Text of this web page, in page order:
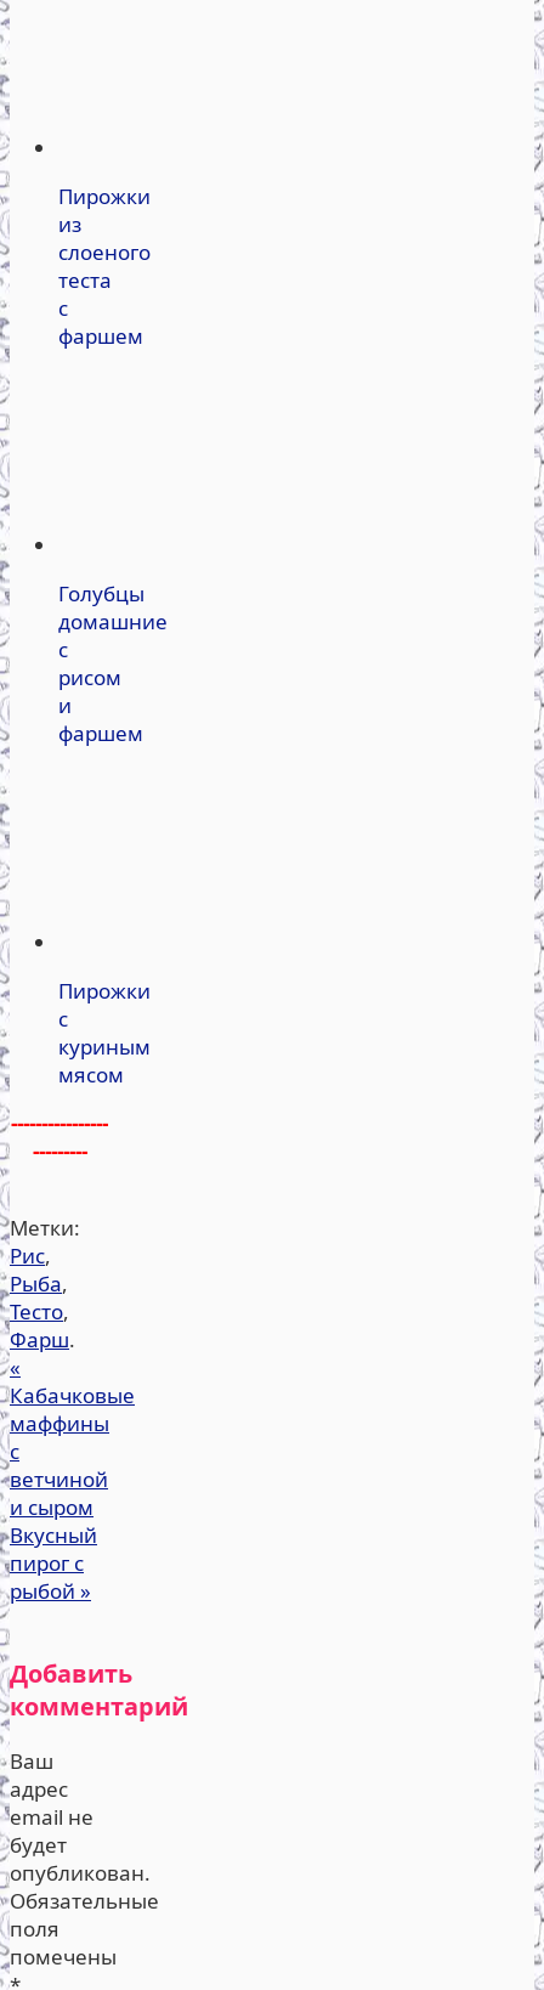
Пирожки
из
слоеного
теста
с
фаршем
Голубцы
домашние
с
рисом
и
фаршем
Пирожки
с
куриным
мясом
----------------
---------
Метки:
Рис,
Рыба,
Тесто,
Фарш.
«
Кабачковые
маффины
с
ветчиной
и сыром
Вкусный
пирог с
рыбой »
Добавить
комментарий
Ваш
адрес
email не
будет
опубликован.
Обязательные
поля
помечены
*